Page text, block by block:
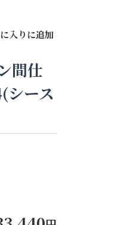
入りに追加
間仕
シース